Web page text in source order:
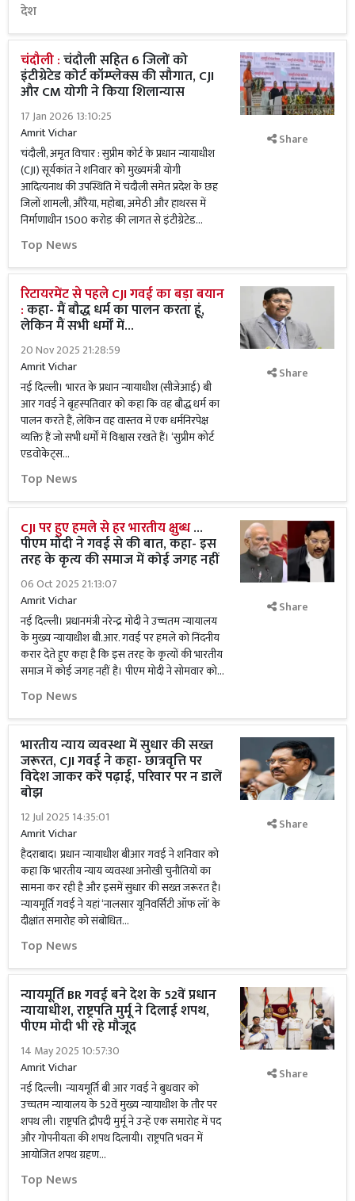
देश
चंदौली :चंदौली सहित 6 जिलों को
इंटीग्रेटेड कोर्ट कॉम्प्लेक्स की सौगात, CJI
और CM योगी ने किया शिलान्यास
17 Jan 2026 13:10:25
Amrit Vichar
चंदौली, अमृत विचार : सुप्रीम कोर्ट के प्रधान न्यायाधीश
(CJI) सूर्यकांत ने शनिवार को मुख्यमंत्री योगी
आदित्यनाथ की उपस्थिति में चंदौली समेत प्रदेश के छह
जिलों शामली, औरैया, महोबा, अमेठी और हाथरस में
निर्माणाधीन 1500 करोड़ की लागत से इंटीग्रेटेड...
Top News
Share
रिटायरमेंट से पहले CJI गवई का बड़ा बयान
:कहा- मैं बौद्ध धर्म का पालन करता हूं,
लेकिन मैं सभी धर्मों में...
20 Nov 2025 21:28:59
Amrit Vichar
नई दिल्ली। भारत के प्रधान न्यायाधीश (सीजेआई) बी
आर गवई ने बृहस्पतिवार को कहा कि वह बौद्ध धर्म का
पालन करते हैं, लेकिन वह वास्तव में एक धर्मनिरपेक्ष
व्यक्ति हैं जो सभी धर्मों में विश्वास रखते हैं। ‘सुप्रीम कोर्ट
एडवोकेट्स...
Top News
Share
CJI पर हुए हमले से हर भारतीय क्षुब्ध...
पीएम मोदी ने गवई से की बात, कहा- इस
तरह के कृत्य की समाज में कोई जगह नहीं
06 Oct 2025 21:13:07
Amrit Vichar
नई दिल्ली। प्रधानमंत्री नरेन्द्र मोदी ने उच्चतम न्यायालय
के मुख्य न्यायाधीश बी.आर. गवई पर हमले को निंदनीय
करार देते हुए कहा है कि इस तरह के कृत्यों की भारतीय
समाज में कोई जगह नहीं है। पीएम मोदी ने सोमवार को...
Top News
Share
भारतीय न्याय व्यवस्था में सुधार की सख्त
जरूरत, CJI गवई ने कहा- छात्रवृत्ति पर
विदेश जाकर करें पढ़ाई, परिवार पर न डालें
बोझ
12 Jul 2025 14:35:01
Amrit Vichar
हैदराबाद। प्रधान न्यायाधीश बीआर गवई ने शनिवार को
कहा कि भारतीय न्याय व्यवस्था अनोखी चुनौतियों का
सामना कर रही है और इसमें सुधार की सख्त जरूरत है।
न्यायमूर्ति गवई ने यहां ‘नालसार यूनिवर्सिटी ऑफ लॉ’ के
दीक्षांत समारोह को संबोधित...
Top News
Share
न्यायमूर्ति BR गवई बने देश के 52वें प्रधान
न्यायाधीश, राष्ट्रपति मुर्मू ने दिलाई शपथ,
पीएम मोदी भी रहे मौजूद
14 May 2025 10:57:30
Amrit Vichar
नई दिल्ली। न्यायमूर्ति बी आर गवई ने बुधवार को
उच्चतम न्यायालय के 52वें मुख्य न्यायाधीश के तौर पर
शपथ ली। राष्ट्रपति द्रौपदी मुर्मू ने उन्हें एक समारोह में पद
और गोपनीयता की शपथ दिलायी। राष्ट्रपति भवन में
आयोजित शपथ ग्रहण...
Top News
Share